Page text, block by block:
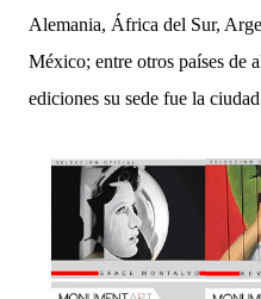
Alemania, África del Sur,
México; entre otros países de
ediciones su sede fue la